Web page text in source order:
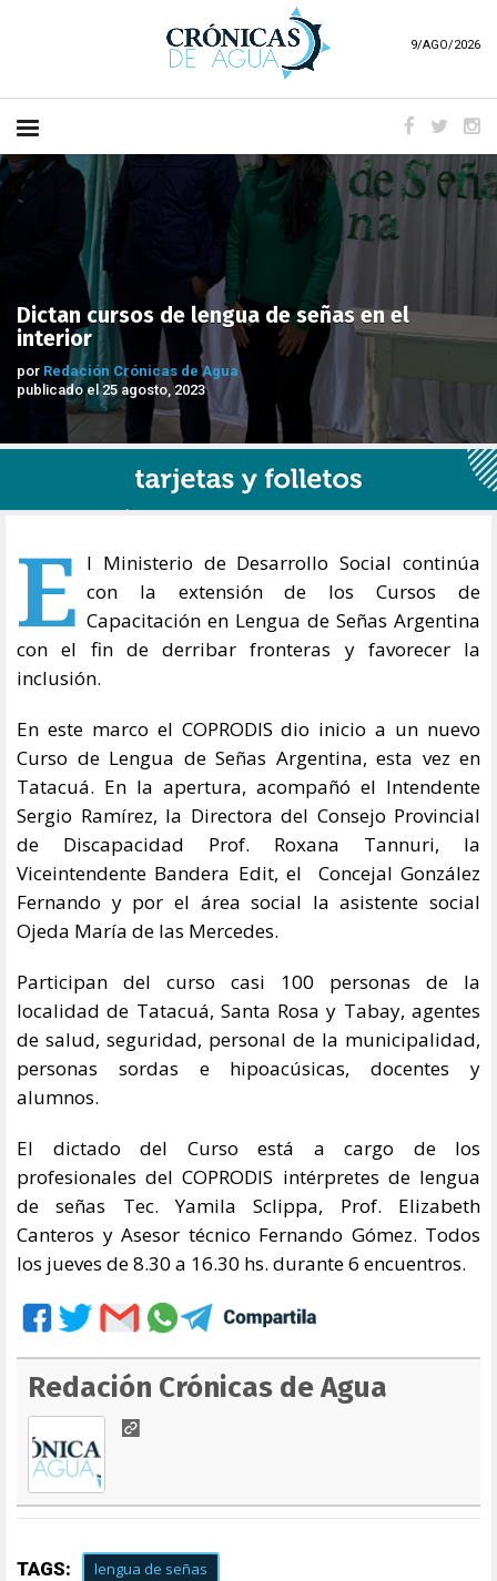
9/AGO/2026
Dictan cursos de lengua de señas en el
interior
por Redación Crónicas de Agua
publicado el 25 agosto, 2023
E l Ministerio de Desarrollo Social continúa
con la extensión de los Cursos de
Capacitación en Lengua de Señas Argentina
con el fin de derribar fronteras y favorecer la
inclusión.
En este marco el COPRODIS dio inicio a un nuevo
Curso de Lengua de Señas Argentina, esta vez en
Tatacuá. En la apertura, acompañó el Intendente
Sergio Ramírez, la Directora del Consejo Provincial
de Discapacidad Prof. Roxana Tannuri, la
Viceintendente Bandera Edit, el Concejal González
Fernando y por el área social la asistente social
Ojeda María de las Mercedes.
Participan del curso casi 100 personas de la
localidad de Tatacuá, Santa Rosa y Tabay, agentes
de salud, seguridad, personal de la municipalidad,
personas sordas e hipoacúsicas, docentes y
alumnos.
El dictado del Curso está a cargo de los
profesionales del COPRODIS intérpretes de lengua
de señas Tec. Yamila Sclippa, Prof. Elizabeth
Canteros y Asesor técnico Fernando Gómez. Todos
los jueves de 8.30 a 16.30 hs. durante 6 encuentros.
Redación Crónicas de Agua
TAGS: lengua de señas